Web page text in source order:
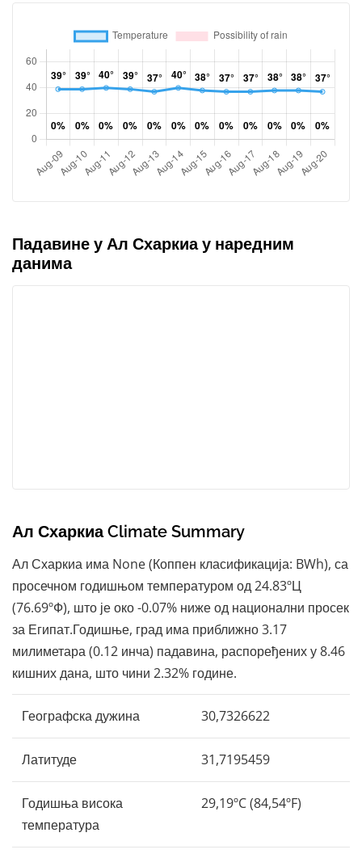
Падавине у Ал Схаркиа у наредним
данима
Ал Схаркиа Climate Summary
Ал Схаркиа има None (Коппен класификација: BWh), са
просечном годишњом температуром од 24.83ºЦ
(76.69ºФ), што је око -0.07% ниже од национални просек
за Египат.Годишње, град има приближно 3.17
милиметара (0.12 инча) падавина, распоређених у 8.46
кишних дана, што чини 2.32% године.
Географска дужина 30,7326622
Латитуде 31,7195459
Годишња висока
температура
29,19ºC (84,54ºF)